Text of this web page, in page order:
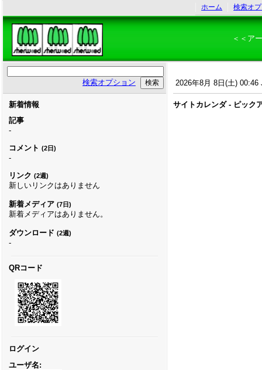
ホーム 検索オ
＜＜ア
検索オプション
新着情報
記事
-
コメント (2日)
-
リンク (2週)
新しいリンクはありません
新着メディア (7日)
新着メディアはありません。
ダウンロード (2週)
-
QRコード
ログイン
ユーザ名:
2026年8月 8日(土) 00:46
サイトカレンダ - ピック